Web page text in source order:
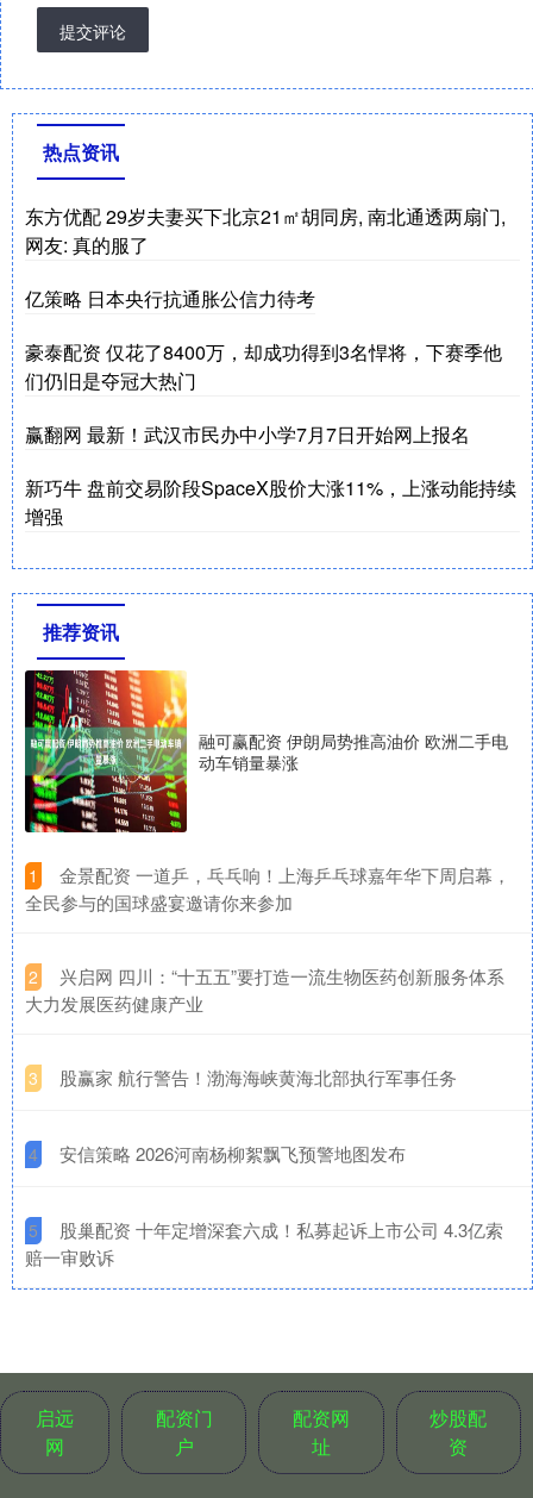
提交评论
热点资讯
东方优配 29岁夫妻买下北京21㎡胡同房, 南北通透两扇门,
网友: 真的服了
亿策略 日本央行抗通胀公信力待考
豪泰配资 仅花了8400万，却成功得到3名悍将，下赛季他
们仍旧是夺冠大热门
赢翻网 最新！武汉市民办中小学7月7日开始网上报名
新巧牛 盘前交易阶段SpaceX股价大涨11%，上涨动能持续
增强
推荐资讯
融可赢配资 伊朗局势推高油价 欧洲二手电
动车销量暴涨
1
​金景配资 一道乒，乓乓响！上海乒乓球嘉年华下周启幕，
全民参与的国球盛宴邀请你来参加
2
​兴启网 四川：“十五五”要打造一流生物医药创新服务体系
大力发展医药健康产业
3 ​股赢家 航行警告！渤海海峡黄海北部执行军事任务
4 ​安信策略 2026河南杨柳絮飘飞预警地图发布
5
​股巢配资 十年定增深套六成！私募起诉上市公司 4.3亿索
赔一审败诉
启远
网
配资门
户
配资网
址
炒股配
资